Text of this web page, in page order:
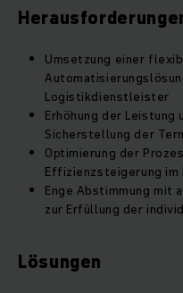
Umsetzung einer
Logistikdienstleister
Erhöhung der
Sicherstellung der
Optimierung der
Effizienzsteigerung im
Enge Abstimmung
zur Erfüllung der
Lösungen